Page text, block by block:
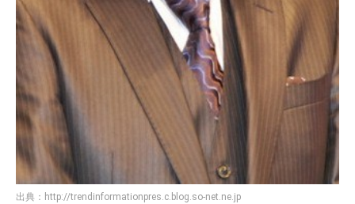
出典： http://trendinformationpres.c.blog.so-net.ne.jp